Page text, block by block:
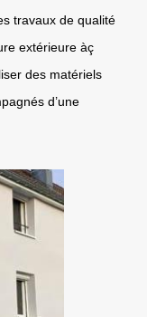
travaux de qualité
extérieure àç
des matériels
d’une